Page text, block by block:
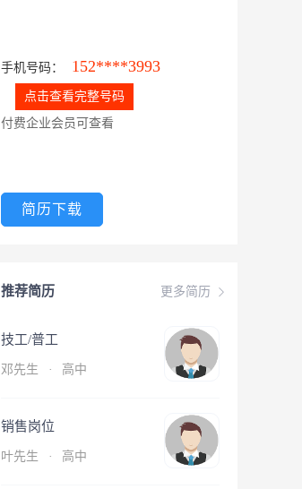
手机号码： 152****3993
点击查看完整号码
付费企业会员可查看
简历下载
更多简历
推荐简历
技工/普工
邓先生 · 高中
销售岗位
叶先生 · 高中